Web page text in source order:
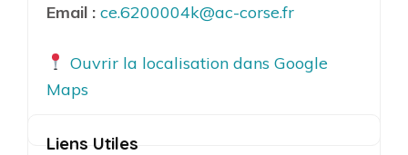
Email : ce.6200004k@ac-corse.fr
Ouvrir la localisation dans Google
Maps
Liens Utiles